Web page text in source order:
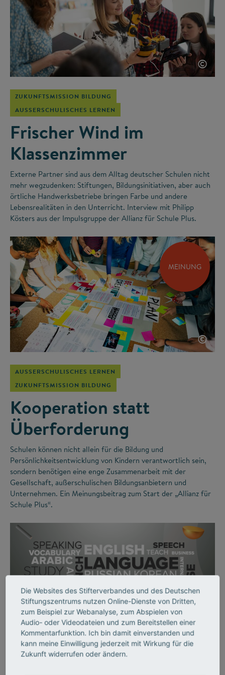
©
ZUKUNFTSMISSION BILDUNG
AUSSERSCHULISCHES LERNEN
Frischer Wind im
Klassenzimmer
Externe Partner sind aus dem Alltag deutscher Schulen nicht
mehr wegzudenken: Stiftungen, Bildungsinitiativen, aber auch
örtliche Handwerksbetriebe bringen Farbe und andere
Lebensrealitäten in den Unterricht. Interview mit Philipp
Kösters aus der Impulsgruppe der Allianz für Schule Plus.
MEINUNG
©
AUSSERSCHULISCHES LERNEN
ZUKUNFTSMISSION BILDUNG
Kooperation statt
Überforderung
Schulen können nicht allein für die Bildung und
Persönlichkeitsentwicklung von Kindern verantwortlich sein,
sondern benötigen eine enge Zusammenarbeit mit der
Gesellschaft, außerschulischen Bildungsanbietern und
Unternehmen. Ein Meinungsbeitrag zum Start der „Allianz für
Schule Plus“.
AUSSERSCHULISCHES LERNEN
Die Websites des Stifterverbandes und des Deutschen
Stiftungszentrums nutzen Online-Dienste von Dritten,
zum Beispiel zur Webanalyse, zum Abspielen von
Audio- oder Videodateien und zum Bereitstellen einer
Kommentarfunktion. Ich bin damit einverstanden und
kann meine Einwilligung jederzeit mit Wirkung für die
Zukunft widerrufen oder ändern.